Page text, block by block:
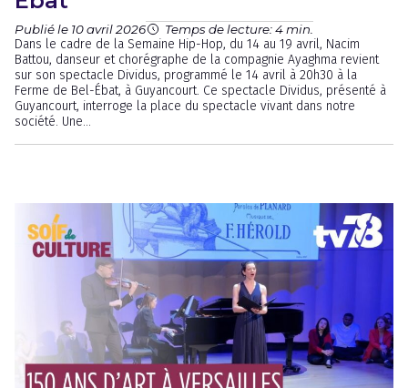
Publié le 10 avril 2026 Temps de lecture: 4 min.
Dans le cadre de la Semaine Hip-Hop, du 14 au 19 avril, Nacim
Battou, danseur et chorégraphe de la compagnie Ayaghma revient
sur son spectacle Dividus, programmé le 14 avril à 20h30 à la
Ferme de Bel-Ébat, à Guyancourt. Ce spectacle Dividus, présenté à
Guyancourt, interroge la place du spectacle vivant dans notre
société. Une...